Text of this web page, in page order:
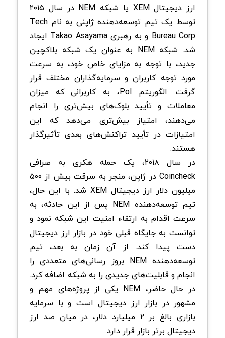
ارز دیجیتال XEM یا شبکه NEM در سال ۲۰۱۵
توسط یک تیم توسعه‌دهنده ژاپنی به نام Tech
Bureau Corp و به رهبری Takao Asayama ایجاد
شد. شبکه NEM به عنوان یک شبکه بلاکچین
جدید، با توجه به مزایای خاص خود، به سرعت
مورد توجه کاربران و سرمایه‌گذاران مختلف قرار
گرفت. الگوریتم PoI، به کاربرانی که میزان
معاملات و تأیید بلوک‌های بیش‌تری را انجام
می‌دهند، امتیاز بیش‌تری می‌دهد که این
امتیازات در تأیید تراکنش‌های بعدی تأثیرگذار
هستند.
در سال ۲۰۱۸، یک حمله هکری به صرافی
Coincheck در ژاپن، منجر به سرقت بیش از ۵۰۰
میلیون دلار ارز دیجیتال XEM شد. با این حال،
تیم توسعه‌دهنده NEM پس از این حادثه، به
سرعت اقدام به ارتقاء امنیت این شبکه نمود و
توانست به جایگاه قبلی خود در بازار ارز دیجیتال
دست پیدا کند. از آن زمان به بعد، تیم
توسعه‌دهنده NEM بروز رسانی‌های متعددی را
انجام و قابلیت‌های جدیدی را به شبکه اضافه کرد.
در حال حاضر، NEM یکی از پروژه‌های مهم و
مشهور در بازار ارز دیجیتال است و با سرمایه
بازاری بالغ بر ۲ میلیارد دلار، در میان صد ارز
دیجیتال برتر بازار قرار دارد.